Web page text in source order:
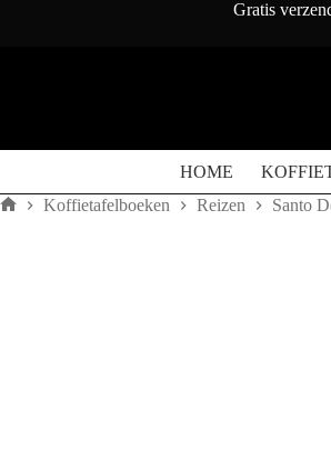
Gratis
HOME
Koffietafelboeken Reizen Santo